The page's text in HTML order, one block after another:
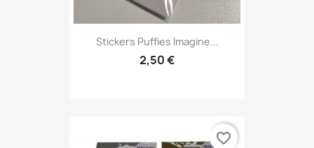
Stickers Puffies Imagine...
2,50 €
favorite_border